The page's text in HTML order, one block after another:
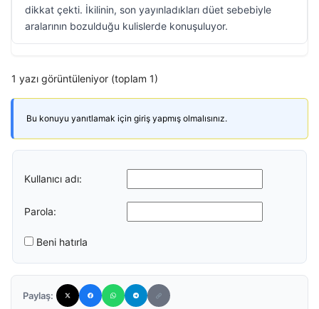
dikkat çekti. İkilinin, son yayınladıkları düet sebebiyle
aralarının bozulduğu kulislerde konuşuluyor.
1 yazı görüntüleniyor (toplam 1)
Bu konuyu yanıtlamak için giriş yapmış olmalısınız.
Kullanıcı adı:
Parola:
Beni hatırla
Paylaş: